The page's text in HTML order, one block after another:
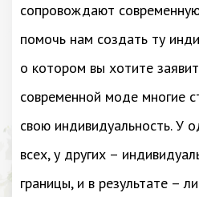
сопровождают
помочь нам создать ту
о котором вы хотите
современной моде многие
свою индивидуальность. У
всех, у других –
границы, и в результате –